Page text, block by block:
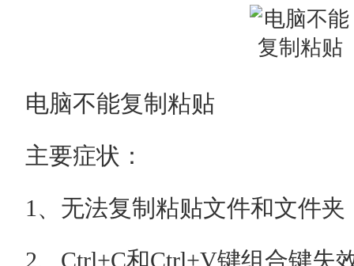
电脑不能复制粘贴
主要症状：
1、无法复制粘贴文件和文件夹
2、Ctrl+C和Ctrl+V键组合键失